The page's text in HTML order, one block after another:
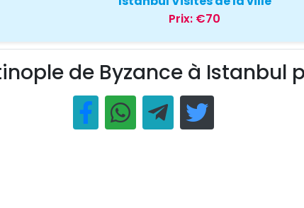
Prix: €70
de Byzance à Istanbul